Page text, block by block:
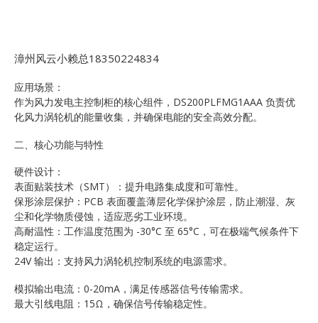
漳州风云小赖总18350224834
应用场景：
作为风力发电主控制柜的核心组件，DS200PLFMG1AAA 负责优
化风力涡轮机的能量收集，并确保电能的安全高效分配。
二、核心功能与特性
硬件设计：
表面贴装技术（SMT）：提升电路集成度和可靠性。
保形涂层保护：PCB 表面覆盖薄层化学保护涂层，防止潮湿、灰
尘和化学物质侵蚀，适应恶劣工业环境。
高耐温性：工作温度范围为 -30°C 至 65°C，可在极端气候条件下
稳定运行。
24V 输出：支持风力涡轮机控制系统的电源需求。
模拟输出电流：0-20mA，满足传感器信号传输需求。
最大引线电阻：15Ω，确保信号传输稳定性。